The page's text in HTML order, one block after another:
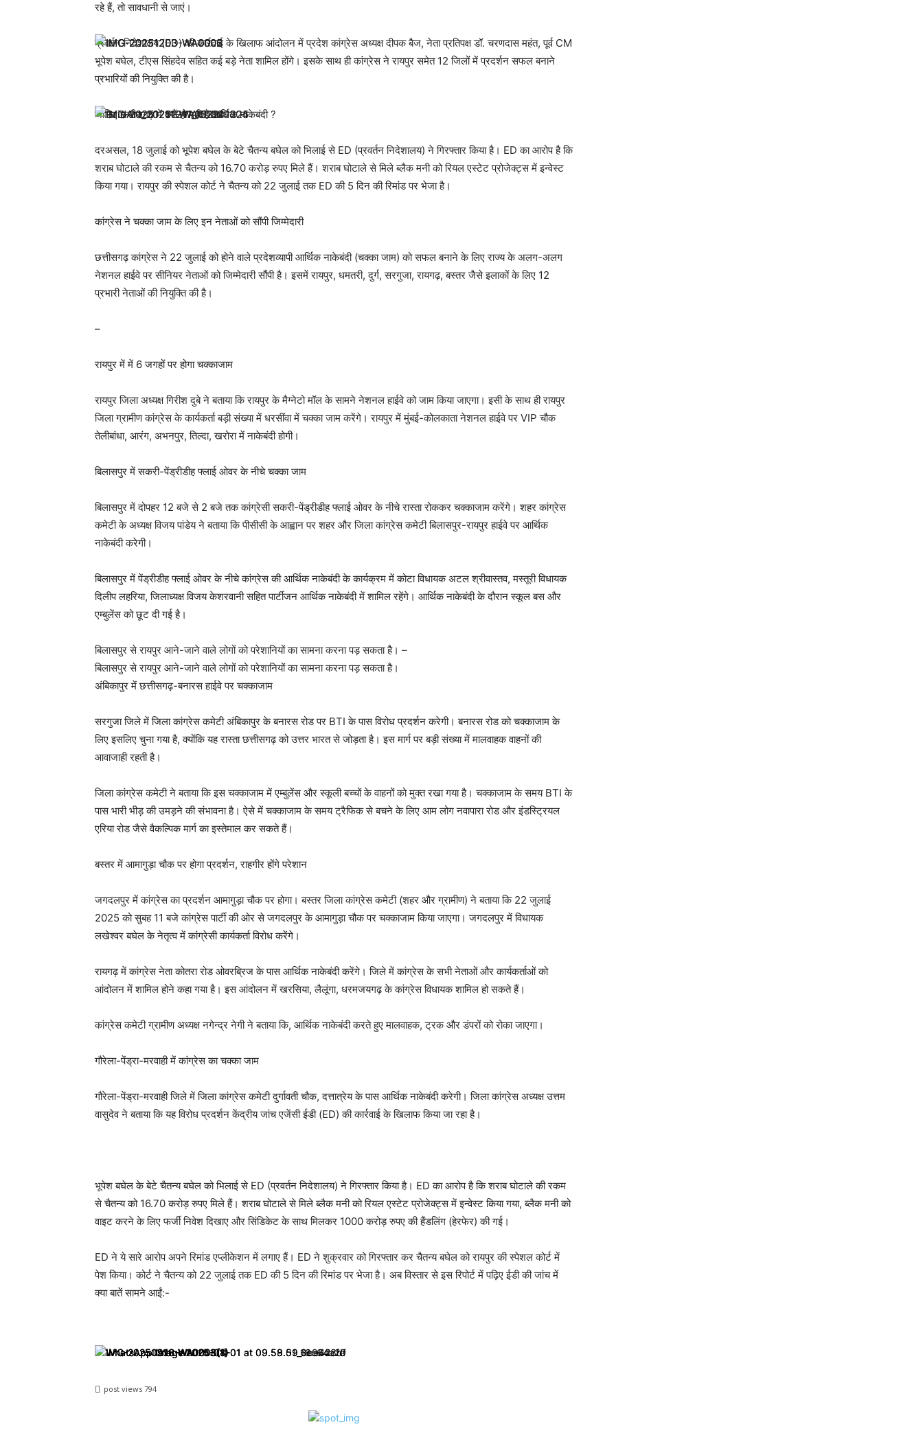
रहे हैं, तो सावधानी से जाएं।
प्रवर्तन निदेशालय (ED) की कार्रवाई के खिलाफ आंदोलन में प्रदेश कांग्रेस अध्यक्ष दीपक बैज, नेता प्रतिपक्ष डॉ. चरणदास महंत, पूर्व CM
भूपेश बघेल, टीएस सिंहदेव सहित कई बड़े नेता शामिल होंगे। इसके साथ ही कांग्रेस ने रायपुर समेत 12 जिलों में प्रदर्शन सफल बनाने
प्रभारियों की नियुक्ति की है।
जानिए छत्तीसगढ़ में क्यों हो रही है आर्थिक नाकेबंदी ?
दरअसल, 18 जुलाई को भूपेश बघेल के बेटे चैतन्य बघेल को भिलाई से ED (प्रवर्तन निदेशालय) ने गिरफ्तार किया है। ED का आरोप है कि
शराब घोटाले की रकम से चैतन्य को 16.70 करोड़ रुपए मिले हैं। शराब घोटाले से मिले ब्लैक मनी को रियल एस्टेट प्रोजेक्ट्स में इन्वेस्ट
किया गया। रायपुर की स्पेशल कोर्ट ने चैतन्य को 22 जुलाई तक ED की 5 दिन की रिमांड पर भेजा है।
कांग्रेस ने चक्का जाम के लिए इन नेताओं को सौंपी जिम्मेदारी
छत्तीसगढ़ कांग्रेस ने 22 जुलाई को होने वाले प्रदेशव्यापी आर्थिक नाकेबंदी (चक्का जाम) को सफल बनाने के लिए राज्य के अलग-अलग
नेशनल हाईवे पर सीनियर नेताओं को जिम्मेदारी सौंपी है। इसमें रायपुर, धमतरी, दुर्ग, सरगुजा, रायगढ़, बस्तर जैसे इलाकों के लिए 12
प्रभारी नेताओं की नियुक्ति की है।
–
रायपुर में में 6 जगहों पर होगा चक्काजाम
रायपुर जिला अध्यक्ष गिरीश दुबे ने बताया कि रायपुर के मैग्नेटो मॉल के सामने नेशनल हाईवे को जाम किया जाएगा। इसी के साथ ही रायपुर
जिला ग्रामीण कांग्रेस के कार्यकर्ता बड़ी संख्या में धरसींवा में चक्का जाम करेंगे। रायपुर में मुंबई-कोलकाता नेशनल हाईवे पर VIP चौक
तेलीबांधा, आरंग, अभनपुर, तिल्दा, खरोरा में नाकेबंदी होगी।
बिलासपुर में सकरी-पेंड्रीडीह फ्लाई ओवर के नीचे चक्का जाम
बिलासपुर में दोपहर 12 बजे से 2 बजे तक कांग्रेसी सकरी-पेंड्रीडीह फ्लाई ओवर के नीचे रास्ता रोककर चक्काजाम करेंगे। शहर कांग्रेस
कमेटी के अध्यक्ष विजय पांडेय ने बताया कि पीसीसी के आह्वान पर शहर और जिला कांग्रेस कमेटी बिलासपुर-रायपुर हाईवे पर आर्थिक
नाकेबंदी करेगी।
बिलासपुर में पेंड्रीडीह फ्लाई ओवर के नीचे कांग्रेस की आर्थिक नाकेबंदी के कार्यक्रम में कोटा विधायक अटल श्रीवास्तव, मस्तूरी विधायक
दिलीप लहरिया, जिलाध्यक्ष विजय केशरवानी सहित पार्टीजन आर्थिक नाकेबंदी में शामिल रहेंगे। आर्थिक नाकेबंदी के दौरान स्कूल बस और
एम्बुलेंस को छूट दी गई है।
बिलासपुर से रायपुर आने-जाने वाले लोगों को परेशानियों का सामना करना पड़ सकता है। –
बिलासपुर से रायपुर आने-जाने वाले लोगों को परेशानियों का सामना करना पड़ सकता है।
अंबिकापुर में छत्तीसगढ़-बनारस हाईवे पर चक्काजाम
सरगुजा जिले में जिला कांग्रेस कमेटी अंबिकापुर के बनारस रोड पर BTI के पास विरोध प्रदर्शन करेगी। बनारस रोड को चक्काजाम के
लिए इसलिए चुना गया है, क्योंकि यह रास्ता छत्तीसगढ़ को उत्तर भारत से जोड़ता है। इस मार्ग पर बड़ी संख्या में मालवाहक वाहनों की
आवाजाही रहती है।
जिला कांग्रेस कमेटी ने बताया कि इस चक्काजाम में एम्बुलेंस और स्कूली बच्चों के वाहनों को मुक्त रखा गया है। चक्काजाम के समय BTI के
पास भारी भीड़ की उमड़ने की संभावना है। ऐसे में चक्काजाम के समय ट्रैफिक से बचने के लिए आम लोग नवापारा रोड और इंडस्ट्रियल
एरिया रोड जैसे वैकल्पिक मार्ग का इस्तेमाल कर सकते हैं।
बस्तर में आमागुड़ा चौक पर होगा प्रदर्शन, राहगीर होंगे परेशान
जगदलपुर में कांग्रेस का प्रदर्शन आमागुड़ा चौक पर होगा। बस्तर जिला कांग्रेस कमेटी (शहर और ग्रामीण) ने बताया कि 22 जुलाई
2025 को सुबह 11 बजे कांग्रेस पार्टी की ओर से जगदलपुर के आमागुड़ा चौक पर चक्काजाम किया जाएगा। जगदलपुर में विधायक
लखेश्वर बघेल के नेतृत्व में कांग्रेसी कार्यकर्ता विरोध करेंगे।
रायगढ़ में कांग्रेस नेता कोतरा रोड ओवरब्रिज के पास आर्थिक नाकेबंदी करेंगे। जिले में कांग्रेस के सभी नेताओं और कार्यकर्ताओं को
आंदोलन में शामिल होने कहा गया है। इस आंदोलन में खरसिया, लैलूंगा, धरमजयगढ़ के कांग्रेस विधायक शामिल हो सकते हैं।
कांग्रेस कमेटी ग्रामीण अध्यक्ष नगेन्द्र नेगी ने बताया कि, आर्थिक नाकेबंदी करते हुए मालवाहक, ट्रक और डंपरों को रोका जाएगा।
गौरेला-पेंड्रा-मरवाही में कांग्रेस का चक्का जाम
गौरेला-पेंड्रा-मरवाही जिले में जिला कांग्रेस कमेटी दुर्गावती चौक, दत्तात्रेय के पास आर्थिक नाकेबंदी करेगी। जिला कांग्रेस अध्यक्ष उत्तम
वासुदेव ने बताया कि यह विरोध प्रदर्शन केंद्रीय जांच एजेंसी ईडी (ED) की कार्रवाई के खिलाफ किया जा रहा है।
भूपेश बघेल के बेटे चैतन्य बघेल को भिलाई से ED (प्रवर्तन निदेशालय) ने गिरफ्तार किया है। ED का आरोप है कि शराब घोटाले की रकम
से चैतन्य को 16.70 करोड़ रुपए मिले हैं। शराब घोटाले से मिले ब्लैक मनी को रियल एस्टेट प्रोजेक्ट्स में इन्वेस्ट किया गया, ब्लैक मनी को
वाइट करने के लिए फर्जी निवेश दिखाए और सिंडिकेट के साथ मिलकर 1000 करोड़ रुपए की हैंडलिंग (हेरफेर) की गई।
ED ने ये सारे आरोप अपने रिमांड एप्लीकेशन में लगाए हैं। ED ने शुक्रवार को गिरफ्तार कर चैतन्य बघेल को रायपुर की स्पेशल कोर्ट में
पेश किया। कोर्ट ने चैतन्य को 22 जुलाई तक ED की 5 दिन की रिमांड पर भेजा है। अब विस्तार से इस रिपोर्ट में पढ़िए ईडी की जांच में
क्या बातें सामने आईं:-
post views 794